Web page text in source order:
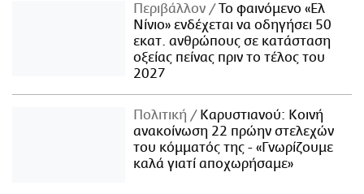
Περιβάλλον
Το φαινόμενο «Ελ
Νίνιο» ενδέχεται να οδηγήσει 50
εκατ. ανθρώπους σε κατάσταση
οξείας πείνας πριν το τέλος του
2027
Πολιτική
Καρυστιανού: Κοινή
ανακοίνωση 22 πρώην στελεχών
του κόμματός της - «Γνωρίζουμε
καλά γιατί αποχωρήσαμε»